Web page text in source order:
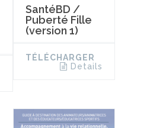
SantéBD /
Puberté Fille
(version 1)
TÉLÉCHARGER
Details